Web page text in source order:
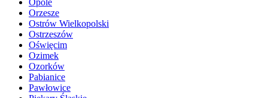
Orzesze
Ostrów Wielkopolski
Ostrzeszów
Oświęcim
Ozimek
Ozorków
Pabianice
Pawłowice